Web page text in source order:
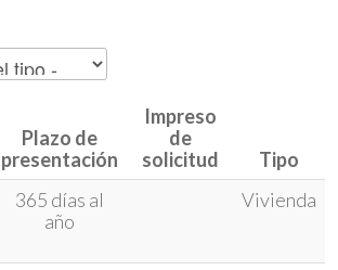
Plazo de
presentación
Impreso
de
solicitud
Tipo
365 días al
año
Vivienda